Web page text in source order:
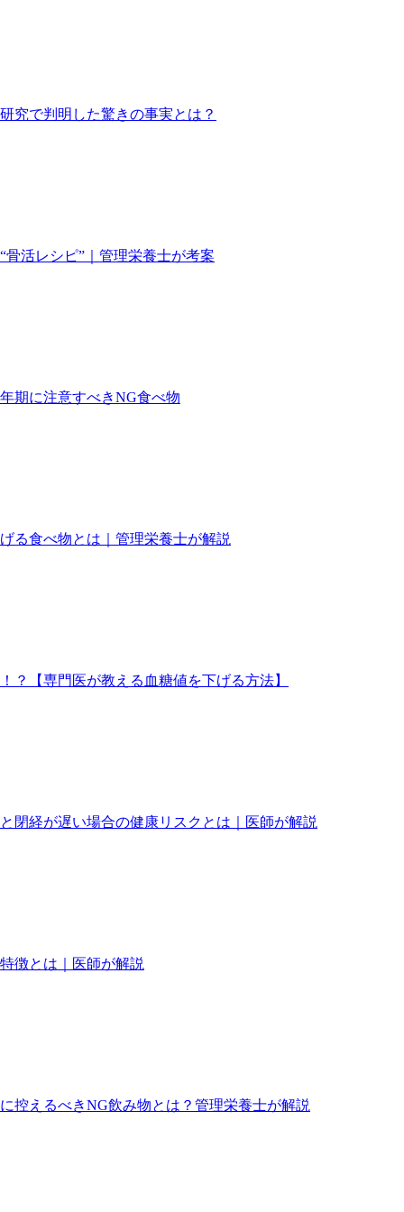
究で判明した驚きの事実とは？
活レシピ”｜管理栄養士が考案
期に注意すべきNG食べ物
る食べ物とは｜管理栄養士が解説
？【専門医が教える血糖値を下げる方法】
閉経が遅い場合の健康リスクとは｜医師が解説
徴とは｜医師が解説
控えるべきNG飲み物とは？管理栄養士が解説